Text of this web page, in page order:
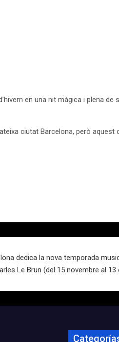
en una nit màgica i plena de
ciu­tat Barcelona, però
dedica la nova temporada
Le Brun (del 15 novembre al 13